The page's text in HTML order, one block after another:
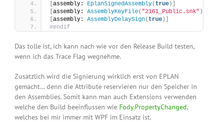
assembly: EplanSignedAssembly( true )]
assembly: AssemblyKeyFile( "2161_Public.snk" )]
assembly: AssemblyDelaySign( true )]
#endif
Das tolle ist, ich kann nach wie vor den Release Build testen,
wenn ich das Trace Flag wegnehme.
Zusätzlich wird die Signierung wirklich erst von EPLAN
gemacht… denn die Attribute reservieren nur den Speicher in
den Assemblies. Somit kann man auch Extensions verwenden
welche den Build beeinflussen wie Fody.PropertyChanged,
welches bei mir immer mit WPF im Einsatz ist.